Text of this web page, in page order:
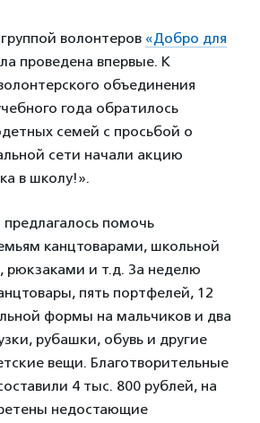
волонтеров «Добро для
проведена впервые. К
объединения
года обратилось
семей с просьбой о
сети начали акцию
в школу!».
помочь
канцтоварами, школьной
и т.д. За неделю
пять портфелей, 12
формы на мальчиков и два
рубашки, обувь и другие
вещи. Благотворительные
4 тыс. 800 рублей, на
недостающие